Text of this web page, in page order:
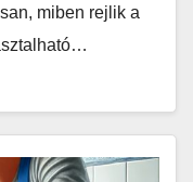
miben rejlik a